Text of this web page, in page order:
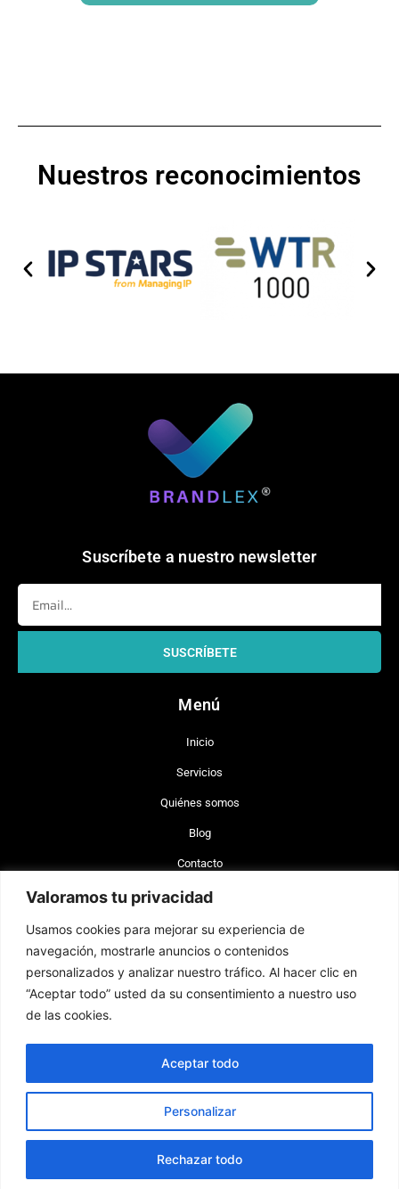
Valoramos tu privacidad
Usamos cookies para mejorar su experiencia de
navegación, mostrarle anuncios o contenidos
personalizados y analizar nuestro tráfico. Al hacer clic en
“Aceptar todo” usted da su consentimiento a nuestro uso
de las cookies.
Personalizar
Rechazar todo
Aceptar todo
Nuestros reconocimientos
Suscríbete a nuestro newsletter
SUSCRÍBETE
Menú
Inicio
Servicios
Quiénes somos
Blog
Contacto
+56 977 642 660 (Chile)
+34 744 743 462 (España)
info@brand-lex.com
Badajoz 100, of. 820 Las Condes, Santiago, Chile (CP 7560908)
Plaza Sn. Cristóbal 14, Alicante, España (CP 03002).
Políticas de privacidadTérminos y CondicionesPolítica de cookies
Preguntas Frecuentes
I
s
t
a
g
r
L
n
k
d
i
Copyright BRANDLEX GROUP, S.L. 2023-2026. All rights
reserved.